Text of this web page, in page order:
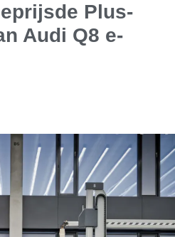
Plus-
Audi Q8 e-